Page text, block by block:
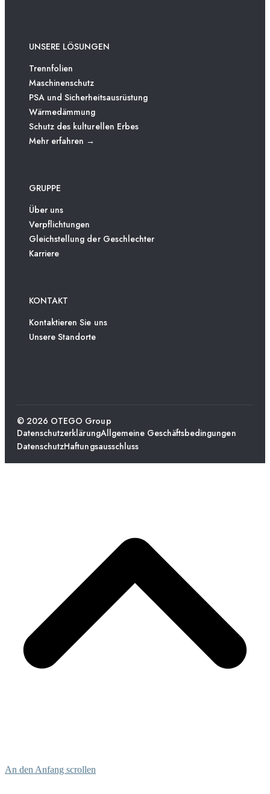
UNSERE LÖSUNGEN
Trennfolien
Maschinenschutz
PSA und Sicherheitsausrüstung
Wärmedämmung
Schutz des kulturellen Erbes
Mehr erfahren →
GRUPPE
Über uns
Verpflichtungen
Gleichstellung der Geschlechter
Karriere
KONTAKT
Kontaktieren Sie uns
Unsere Standorte
© 2026 OTEGO Group
DatenschutzerklärungAllgemeine Geschäftsbedingungen
DatenschutzHaftungsausschluss
An den Anfang scrollen